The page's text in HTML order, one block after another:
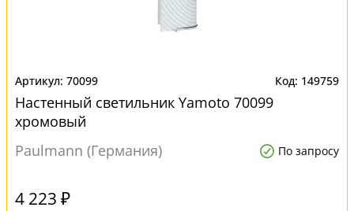
70099 149759
Настенный светильник Yamoto 70099
хромовый
Paulmann (Германия)
По запросу
4 223 ₽